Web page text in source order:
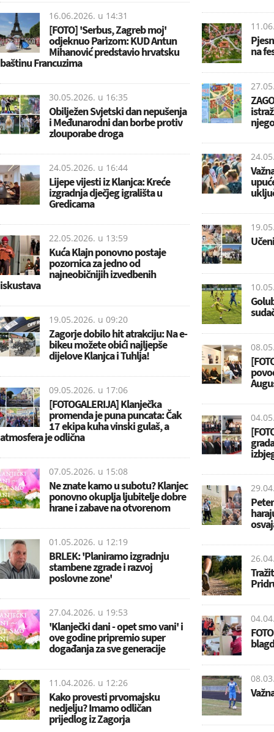
16.06.2026. u 14:31
[FOTO] 'Serbus, Zagreb moj'
odjeknuo Parizom: KUD Antun
Mihanović predstavio hrvatsku
baštinu Francuzima
30.05.2026. u 16:35
Obilježen Svjetski dan nepušenja
i Međunarodni dan borbe protiv
zlouporabe droga
24.05.2026. u 16:44
Lijepe vijesti iz Klanjca: Kreće
izgradnja dječjeg igrališta u
Gredicama
22.05.2026. u 13:59
Kuća Klajn ponovno postaje
pozornica za jedno od
najneobičnijih izvedbenih
iskustava
19.05.2026. u 09:20
Zagorje dobilo hit atrakciju: Na e-
bikeu možete obići najljepše
dijelove Klanjca i Tuhlja!
09.05.2026. u 17:06
[FOTOGALERIJA] Klanječka
promenda je puna puncata: Čak
17 ekipa kuha vinski gulaš, a
atmosfera je odlična
07.05.2026. u 15:08
Ne znate kamo u subotu? Klanjec
ponovno okuplja ljubitelje dobre
hrane i zabave na otvorenom
01.05.2026. u 12:19
BRLEK: 'Planiramo izgradnju
stambene zgrade i razvoj
poslovne zone'
27.04.2026. u 19:53
'Klanječki dani - opet smo vani' i
ove godine pripremio super
događanja za sve generacije
11.04.2026. u 12:26
Kako provesti prvomajsku
nedjelju? Imamo odličan
prijedlog iz Zagorja
na